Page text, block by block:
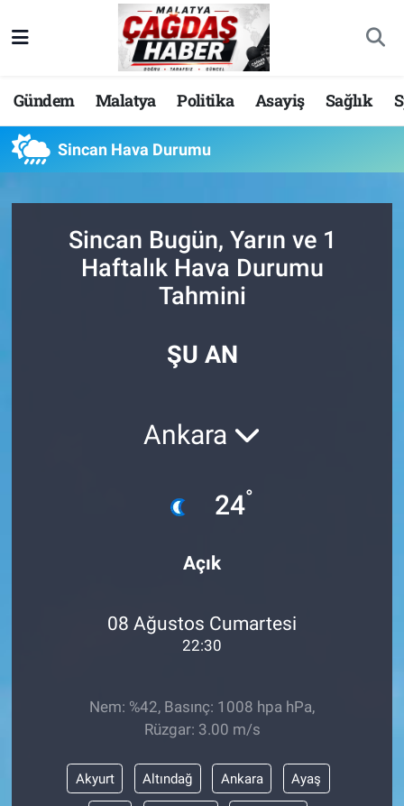
Gündem Malatya Politika Asayiş Sağlık
Sincan Hava Durumu
Sincan Bugün, Yarın ve 1
Haftalık Hava Durumu
Tahmini
ŞU AN
Ankara
24°
Açık
08 Ağustos Cumartesi
22:30
Nem: %42, Basınç: 1008 hpa hPa,
Rüzgar: 3.00 m/s
Akyurt Altındağ Ankara Ayaş
Nöbetçi Eczaneler
Hava Durumu
Malatya Namaz Vakitleri
Trafik Durumu
Süper Lig Puan Durumu ve Fikstür
Son Dakika Haberleri